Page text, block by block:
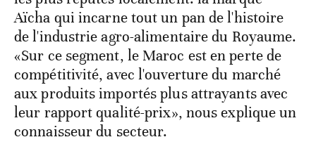
Aïcha qui incarne tout un pan de l'histoire
de l'industrie agro-alimentaire du Royaume.
«Sur ce segment, le Maroc est en perte de
compétitivité, avec l'ouverture du marché
aux produits importés plus attrayants avec
leur rapport qualité-prix», nous explique un
connaisseur du secteur.